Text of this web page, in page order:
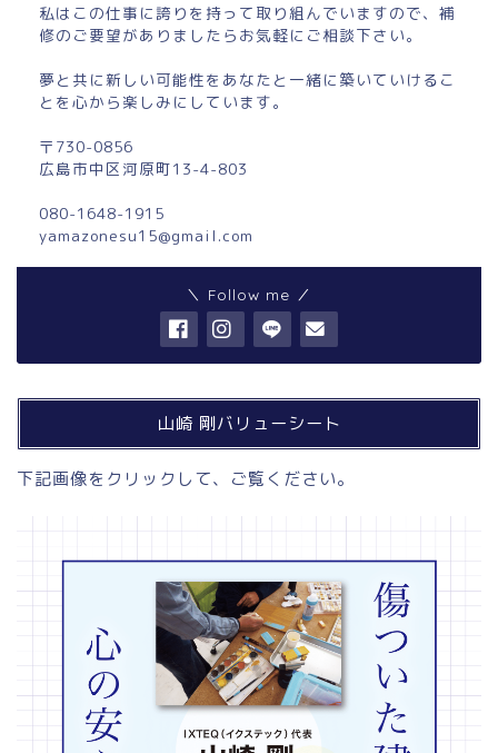
私はこの仕事に誇りを持って取り組んでいますので、補
修のご要望がありましたらお気軽にご相談下さい。
夢と共に新しい可能性をあなたと一緒に築いていけるこ
とを心から楽しみにしています。
〒730-0856
広島市中区河原町13-4-803
080-1648-1915
yamazonesu15@gmail.com
＼ Follow me ／
山崎 剛バリューシート
下記画像をクリックして、ご覧ください。